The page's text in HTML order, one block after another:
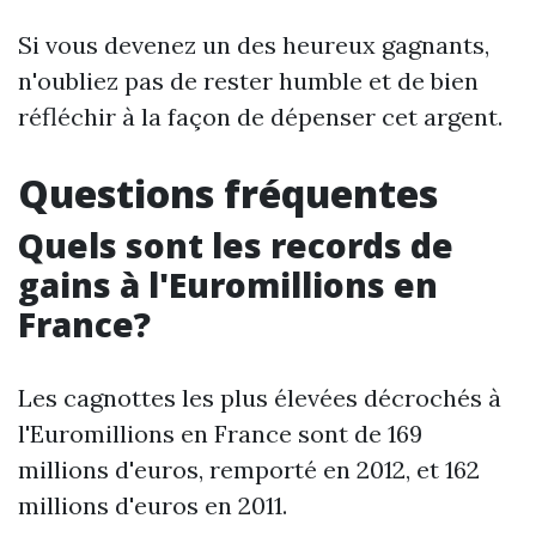
Si vous devenez un des heureux gagnants,
n'oubliez pas de rester humble et de bien
réfléchir à la façon de dépenser cet argent.
Questions fréquentes
Quels sont les records de
gains à l'Euromillions en
France?
Les cagnottes les plus élevées décrochés à
l'Euromillions en France sont de 169
millions d'euros, remporté en 2012, et 162
millions d'euros en 2011.